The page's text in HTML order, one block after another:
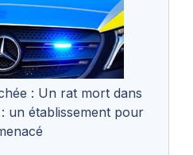
: Un rat mort dans
un établissement pour